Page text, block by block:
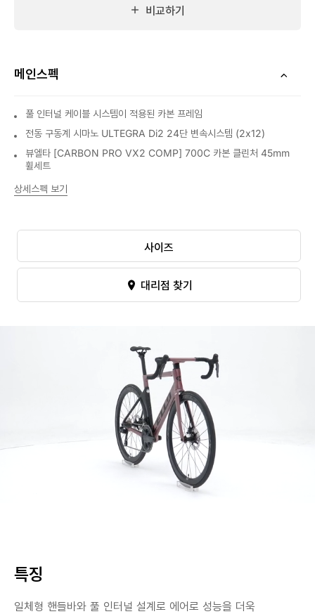
비교하기
메인스펙
풀 인터널 케이블 시스템이 적용된 카본 프레임
전동 구동계 시마노 ULTEGRA Di2 24단 변속시스템 (2x12)
뷰엘타 [CARBON PRO VX2 COMP] 700C 카본 클린처 45mm
휠세트
상세스펙 보기
사이즈
대리점 찾기
특징
일체형 핸들바와 풀 인터널 설계로 에어로 성능을 더욱